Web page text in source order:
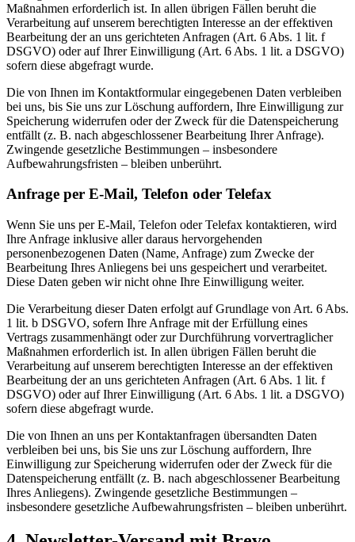
Maßnahmen erforderlich ist. In allen übrigen Fällen beruht die
Verarbeitung auf unserem berechtigten Interesse an der effektiven
Bearbeitung der an uns gerichteten Anfragen (Art. 6 Abs. 1 lit. f
DSGVO) oder auf Ihrer Einwilligung (Art. 6 Abs. 1 lit. a DSGVO)
sofern diese abgefragt wurde.
Die von Ihnen im Kontaktformular eingegebenen Daten verbleiben
bei uns, bis Sie uns zur Löschung auffordern, Ihre Einwilligung zur
Speicherung widerrufen oder der Zweck für die Datenspeicherung
entfällt (z. B. nach abgeschlossener Bearbeitung Ihrer Anfrage).
Zwingende gesetzliche Bestimmungen – insbesondere
Aufbewahrungsfristen – bleiben unberührt.
Anfrage per E-Mail, Telefon oder Telefax
Wenn Sie uns per E-Mail, Telefon oder Telefax kontaktieren, wird
Ihre Anfrage inklusive aller daraus hervorgehenden
personenbezogenen Daten (Name, Anfrage) zum Zwecke der
Bearbeitung Ihres Anliegens bei uns gespeichert und verarbeitet.
Diese Daten geben wir nicht ohne Ihre Einwilligung weiter.
Die Verarbeitung dieser Daten erfolgt auf Grundlage von Art. 6 Abs.
1 lit. b DSGVO, sofern Ihre Anfrage mit der Erfüllung eines
Vertrags zusammenhängt oder zur Durchführung vorvertraglicher
Maßnahmen erforderlich ist. In allen übrigen Fällen beruht die
Verarbeitung auf unserem berechtigten Interesse an der effektiven
Bearbeitung der an uns gerichteten Anfragen (Art. 6 Abs. 1 lit. f
DSGVO) oder auf Ihrer Einwilligung (Art. 6 Abs. 1 lit. a DSGVO)
sofern diese abgefragt wurde.
Die von Ihnen an uns per Kontaktanfragen übersandten Daten
verbleiben bei uns, bis Sie uns zur Löschung auffordern, Ihre
Einwilligung zur Speicherung widerrufen oder der Zweck für die
Datenspeicherung entfällt (z. B. nach abgeschlossener Bearbeitung
Ihres Anliegens). Zwingende gesetzliche Bestimmungen –
insbesondere gesetzliche Aufbewahrungsfristen – bleiben unberührt.